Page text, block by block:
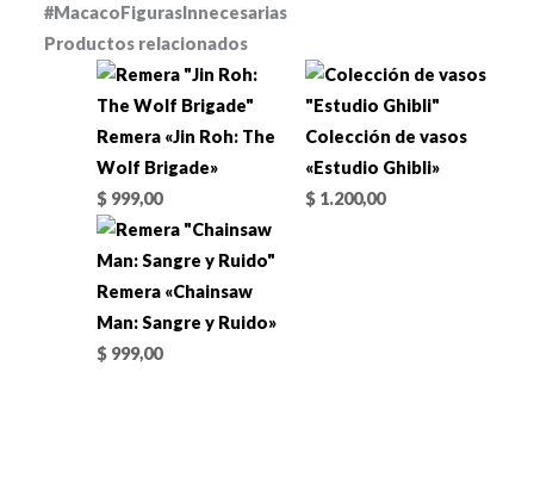
#MacacoFigurasInnecesarias
Productos relacionados
Remera «Jin Roh: The
Wolf Brigade»
$999,00
Colección de vasos
«Estudio Ghibli»
$1.200,00
Remera «Chainsaw
Man: Sangre y Ruido»
$999,00